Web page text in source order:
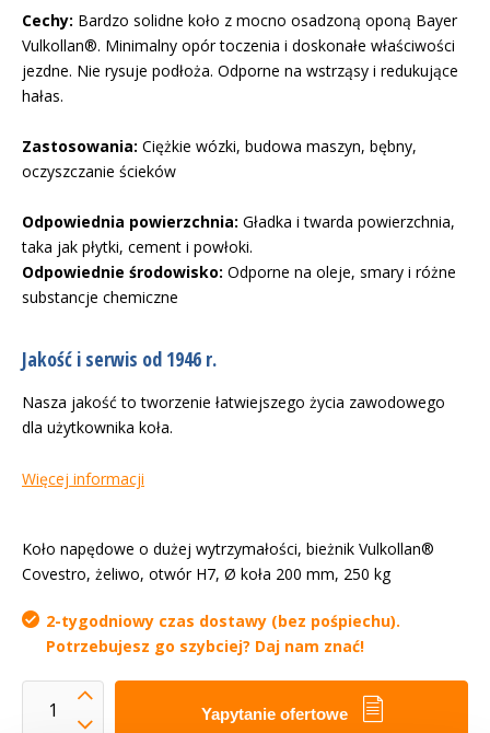
Cechy: Bardzo solidne koło z mocno osadzoną oponą Bayer
Vulkollan®. Minimalny opór toczenia i doskonałe właściwości
jezdne. Nie rysuje podłoża. Odporne na wstrząsy i redukujące
hałas.
Zastosowania: Ciężkie wózki, budowa maszyn, bębny,
oczyszczanie ścieków
Odpowiednia powierzchnia: Gładka i twarda powierzchnia,
taka jak płytki, cement i powłoki.
Odpowiednie środowisko: Odporne na oleje, smary i różne
substancje chemiczne
Jakość i serwis od 1946 r.
Nasza jakość to tworzenie łatwiejszego życia zawodowego
dla użytkownika koła.
Więcej informacji
Koło napędowe o dużej wytrzymałości, bieżnik Vulkollan®
Covestro, żeliwo, otwór H7, Ø koła 200 mm, 250 kg
2-tygodniowy czas dostawy (bez pośpiechu).
Potrzebujesz go szybciej? Daj nam znać!
Yapytanie ofertowe